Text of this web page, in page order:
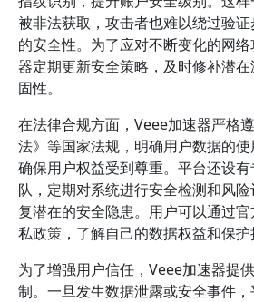
被非法获取，攻击者也难以绕过验
的安全性。为了应对不断变化的网
器定期更新安全策略，及时修补潜
固性。
在法律合规方面，Veee加速器严格
法》等国家法规，明确用户数据的使
确保用户权益受到尊重。平台还设
队，定期对系统进行安全检测和风
复潜在的安全隐患。用户可以通过
私政策，了解自己的数据权益和保护
为了增强用户信任，Veee加速器提
制。一旦发生数据泄露或安全事件